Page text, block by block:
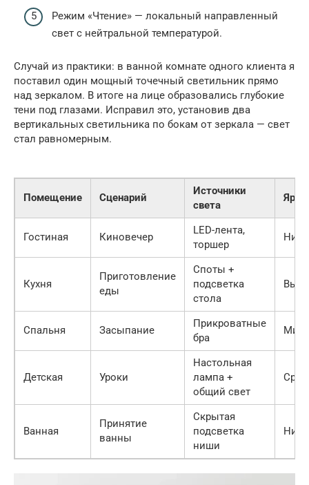
Режим «Чтение» — локальный направленный
свет с нейтральной температурой.
Случай из практики: в ванной комнате одного клиента я
поставил один мощный точечный светильник прямо
над зеркалом. В итоге на лице образовались глубокие
тени под глазами. Исправил это, установив два
вертикальных светильника по бокам от зеркала — свет
стал равномерным.
Помещение Сценарий
Источники
света
Гостиная Киновечер
LED-лента,
торшер
Кухня
Приготовление
еды
Споты +
подсветка
стола
Спальня Засыпание
Прикроватные
бра
Детская Уроки
Настольная
лампа +
общий свет
Ванная
Принятие
ванны
Скрытая
подсветка
ниши